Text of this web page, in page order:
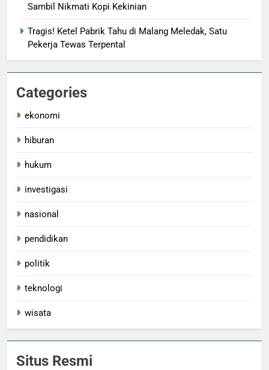
Sambil Nikmati Kopi Kekinian
Tragis! Ketel Pabrik Tahu di Malang Meledak, Satu
Pekerja Tewas Terpental
Categories
ekonomi
hiburan
hukum
investigasi
nasional
pendidikan
politik
teknologi
wisata
Situs Resmi